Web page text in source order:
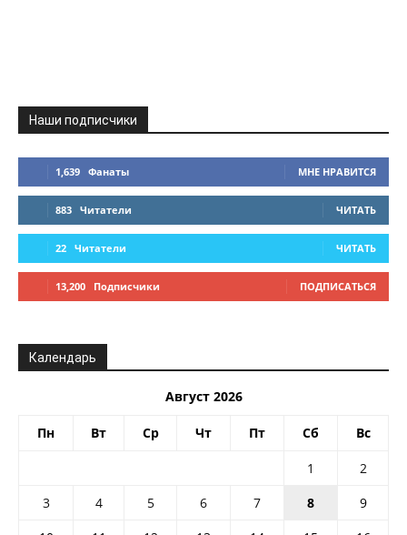
Наши подписчики
1,639 Фанаты МНЕ НРАВИТСЯ
883 Читатели ЧИТАТЬ
22 Читатели ЧИТАТЬ
13,200 Подписчики ПОДПИСАТЬСЯ
Календарь
Август 2026
Пн Вт Ср Чт Пт Сб Вс
1
2
3
4 5 6 7 8
9